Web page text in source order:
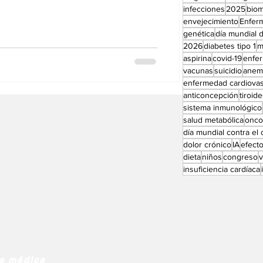
sobre el metabolismo de la glucosa y la
infecciones 2025
envejecimiento
genéticadía mundial
2026diabetes tipo 1
aspirinacovid-19
vacunassuicidio
enfermedad
anticoncepción
sistema inmunológico
salud metabólica
día mundial contra el
dolor crónicoIA
dietaniñoscongreso
insuficiencia cardíaca